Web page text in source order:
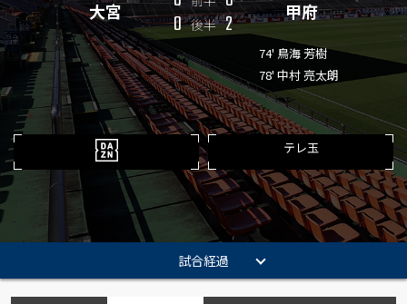
大宮 0 後半 2 甲府
74' 鳥海 芳樹
78' 中村 亮太朗
テレ玉
試合経過